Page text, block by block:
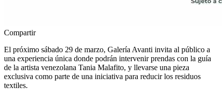
Compartir
El próximo sábado 29 de marzo, Galería Avanti invita al público a
una experiencia única donde podrán intervenir prendas con la guía
de la artista venezolana Tania Malafito, y llevarse una pieza
exclusiva como parte de una iniciativa para reducir los residuos
textiles.